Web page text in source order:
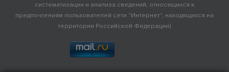
систематизации и анализа сведений, относящихся к
предпочтениям пользователей сети "Интернет", находящихся на
территории Российской Федерации)